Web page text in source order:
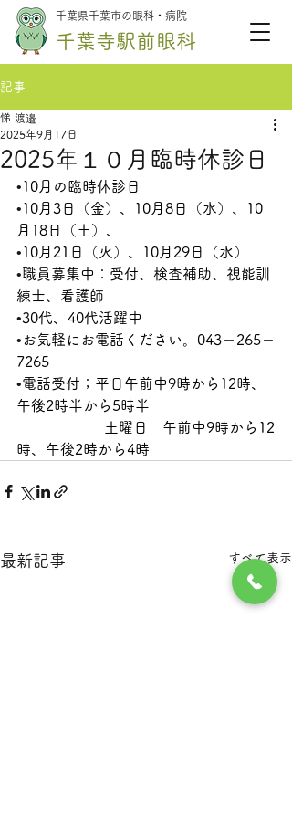
千葉県千葉市の眼科・病院
千葉寺駅前眼科
記事
2025年１０月臨時休診日
悌 渡邉
2025年9月17日
•10月の臨時休診日
•10月3日（金）、10月8日（水）、10
月18日（土）、
•10月21日（火）、10月29日（水）
•職員募集中：受付、検査補助、視能訓
練士、看護師
•30代、40代活躍中
• お気軽にお電話ください。043－265－
7265
•電話受付；平日午前中9時から12時、
午後2時半から5時半
土曜日　午前中9時から12
時、午後2時から4時
最新記事 すべて表示